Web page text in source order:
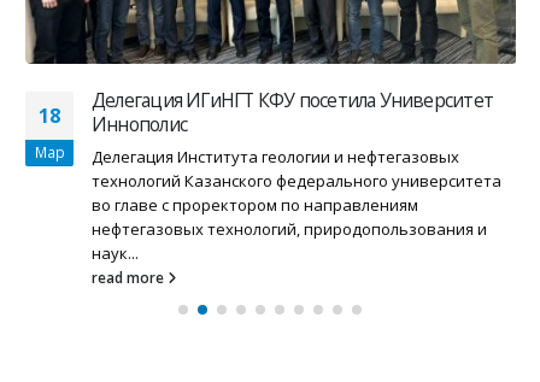
18
Мар
Делегация ИГиНГТ КФУ посетила Университет
Иннополис
Делегация Института геологии и нефтегазовых
технологий Казанского федерального университета
во главе с проректором по направлениям
нефтегазовых технологий, природопользования и
наук...
read more